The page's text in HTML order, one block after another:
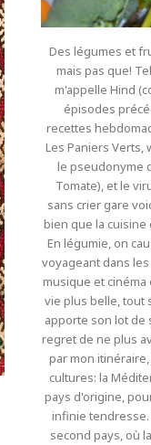
Des légumes et
mais pas que!
m'appelle Hind
épisodes
recettes
Les Paniers Verts,
le pseudonyme
Tomate), et le
sans crier gare
bien que la cuisine
En légumie, on
voyageant dans
musique et cinéma
vie plus belle, tout
apporte son lot de
regret de ne plus
par mon
cultures: la
pays d'origine,
infinie tendresse.
second pays, où